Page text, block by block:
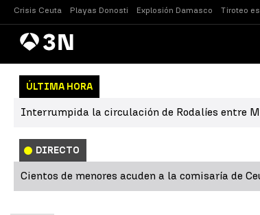
Crisis Ceuta Playas Donosti Explosión Damasco Tiroteo
AntenaNoticias
ÚLTIMA HORA
Interrumpida la circulación de Rodalíes entre
DIRECTO
Cientos de menores acuden a la comisaría de